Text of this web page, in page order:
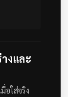
งและ
อใส่จริง